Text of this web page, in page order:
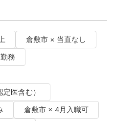
倉敷市 × 当直なし
務
医含む）
倉敷市 × 4月入職可